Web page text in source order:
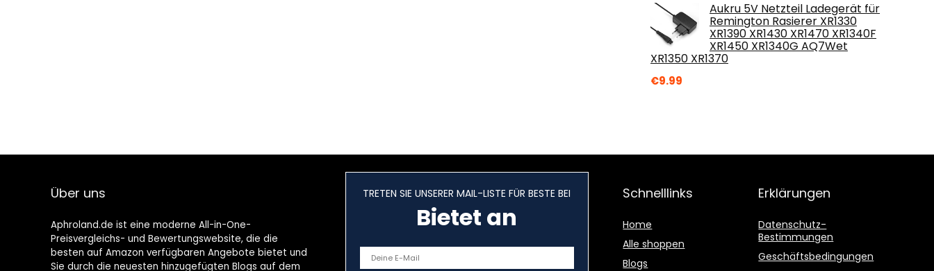
Aukru 5V Netzteil Ladegerät für
Remington Rasierer XR1330
XR1390 XR1430 XR1470 XR1340F
XR1450 XR1340G AQ7Wet
XR1350 XR1370
€9.99
Über uns
Aphroland.de ist eine moderne All-in-One-
Preisvergleichs- und Bewertungswebsite, die die
besten auf Amazon verfügbaren Angebote bietet und
Sie durch die neuesten hinzugefügten Blogs auf dem
TRETEN SIE UNSERER MAIL-LISTE FÜR BESTE BEI
Bietet an
Schnelllinks
Home
Alle shoppen
Blogs
Erklärungen
Datenschutz-
Bestimmungen
Geschäftsbedingungen